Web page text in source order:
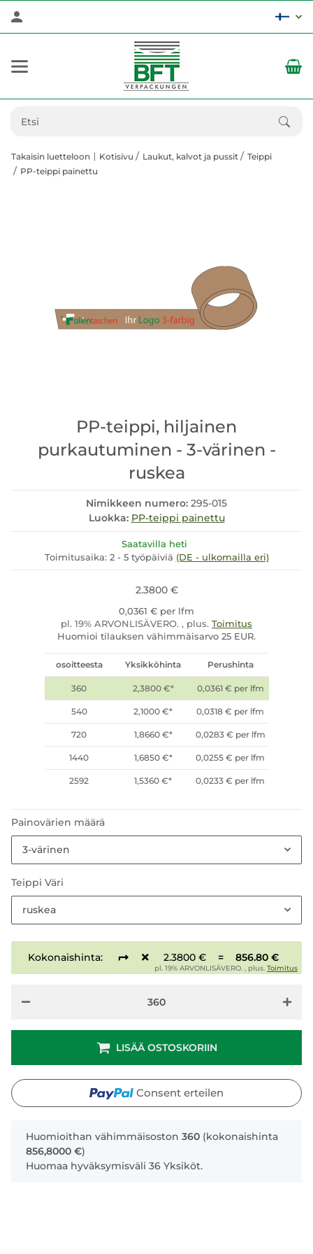
Takaisin luetteloon Kotisivu Laukut, kalvot ja pussit
Teippi
PP-teippi painettu
PP-teippi, hiljainen
purkautuminen - 3-värinen -
ruskea
Nimikkeen numero: 295-015
Luokka: PP-teippi painettu
Saatavilla heti
Toimitusaika: 2 - 5 työpäiviä (DE - ulkomailla eri)
2.3800 €
0,0361 € per lfm
pl. 19% ARVONLISÄVERO. , plus. Toimitus
Huomioi tilauksen vähimmäisarvo 25 EUR.
osoitteesta Yksikköhinta Perushinta
360 2,3800 €* 0,0361 € per lfm
540 2,1000 €* 0,0318 € per lfm
720 1,8660 €* 0,0283 € per lfm
1440 1,6850 €* 0,0255 € per lfm
2592 1,5360 €* 0,0233 € per lfm
Painovärien määrä
3-värinen
Teippi Väri
ruskea
Kokonaishinta: 2.3800 € = 856.80 €
pl. 19% ARVONLISÄVERO. , plus. Toimitus
LISÄÄ OSTOSKORIIN
Consent erteilen
x
Huomioithan vähimmäisoston 360 (kokonaishinta
856,8000 €)
Huomaa hyväksymisväli 36 Yksiköt.